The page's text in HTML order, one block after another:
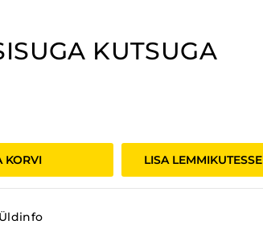
KUTSUGA
KORVI LISA LEMMIKUTESSE